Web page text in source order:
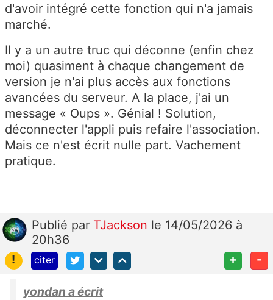
d'avoir intégré cette fonction qui n'a jamais
marché.
Il y a un autre truc qui déconne (enfin chez
moi) quasiment à chaque changement de
version je n'ai plus accès aux fonctions
avancées du serveur. A la place, j'ai un
message « Oups ». Génial ! Solution,
déconnecter l'appli puis refaire l'association.
Mais ce n'est écrit nulle part. Vachement
pratique.
Publié par TJackson le 14/05/2026 à
20h36
!
citer + -
yondan a écrit